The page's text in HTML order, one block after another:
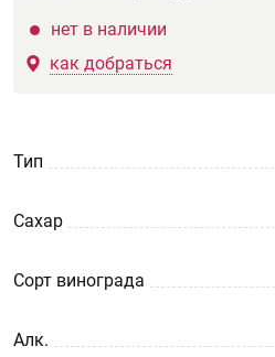
нет в наличии
как добраться
Тип
Сахар
Сорт винограда
Aлк.